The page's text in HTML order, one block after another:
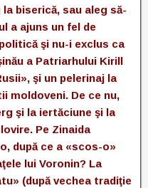
biserică, sau aleg să-
a ajuns un fel de
şi nu-i exclus ca
a Patriarhului Kirill
şi un pelerinaj la
moldoveni. De ce nu,
şi la iertăciune şi la
Pe Zinaida
după ce a «scos-o»
lui Voronin? La
(după vechea tradiţie